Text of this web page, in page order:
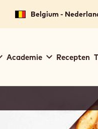
Belgium -
Academie Recepten